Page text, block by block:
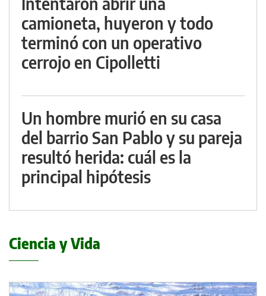
camioneta, huyeron y todo
terminó con un operativo
cerrojo en Cipolletti
Un hombre murió en su casa
del barrio San Pablo y su pareja
resultó herida: cuál es la
principal hipótesis
Ciencia y Vida